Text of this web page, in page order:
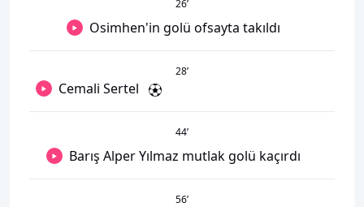
26’
Osimhen'in golü ofsayta takıldı
28’
Cemali Sertel
44’
Barış Alper Yılmaz mutlak golü kaçırdı
56’